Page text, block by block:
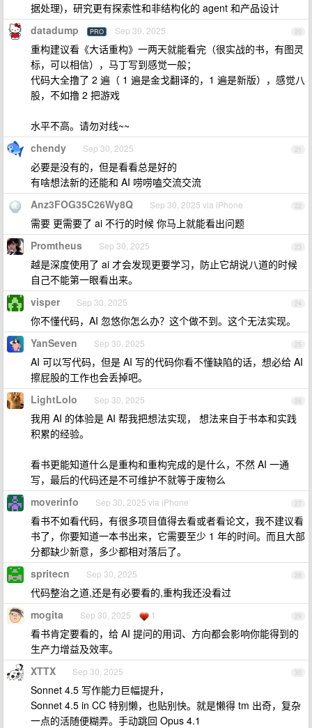
据处理)，研究更有探索性和非结构化的 agent 和产品设计
20
datadump PRO Sep 30, 2025
重构建议看《大话重构》一两天就能看完（很实战的书，有图灵
标，可以相信），马丁写到感觉一般；
代码大全撸了 2 遍（ 1 遍是金戈翻译的，1 遍是新版），感觉八
股，不如撸 2 把游戏
水平不高。请勿对线~~
21
chendy Sep 30, 2025
必要是没有的，但是看看总是好的
有啥想法新的还能和 AI 唠唠嗑交流交流
22
Anz3FOG35C26Wy8Q Sep 30, 2025 via iPhone
需要 更需要了 ai 不行的时候 你马上就能看出问题
23
Promtheus Sep 30, 2025
越是深度使用了 ai 才会发现更要学习，防止它胡说八道的时候
自己不能第一眼看出来。
24
visper Sep 30, 2025
你不懂代码，AI 忽悠你怎么办？这个做不到。这个无法实现。
25
YanSeven Sep 30, 2025
AI 可以写代码，但是 AI 写的代码你看不懂缺陷的话，想必给 AI
擦屁股的工作也会丢掉吧。
26
LightLolo Sep 30, 2025
我用 AI 的体验是 AI 帮我把想法实现， 想法来自于书本和实践
积累的经验。
看书更能知道什么是重构和重构完成的是什么，不然 AI 一通
写，最后的代码还是不可维护不就等于废物么
27
moverinfo Sep 30, 2025 via iPhone
看书不如看代码，有很多项目值得去看或者看论文，我不建议看
书了，你要知道一本书出来，它需要至少 1 年的时间。而且大部
分都缺少新意，多少都相对落后了。
28
spritecn Sep 30, 2025
代码整治之道,还是有必要看的,重构我还没看过
29
mogita Sep 30, 2025 1
看书肯定要看的，给 AI 提问的用词、方向都会影响你能得到的
生产力增益及效率。
30
XTTX Sep 30, 2025
Sonnet 4.5 写作能力巨幅提升，
Sonnet 4.5 in CC 特别懒，也贴别快。就是懒得 tm 出奇，复杂
一点的活随便糊弄。手动跳回 Opus 4.1